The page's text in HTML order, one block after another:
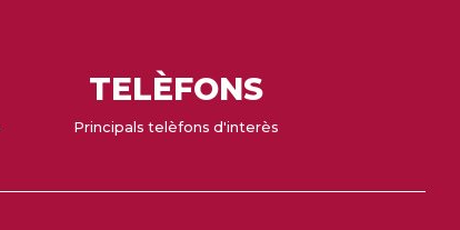
TELÈFONS
Principals telèfons d'interès